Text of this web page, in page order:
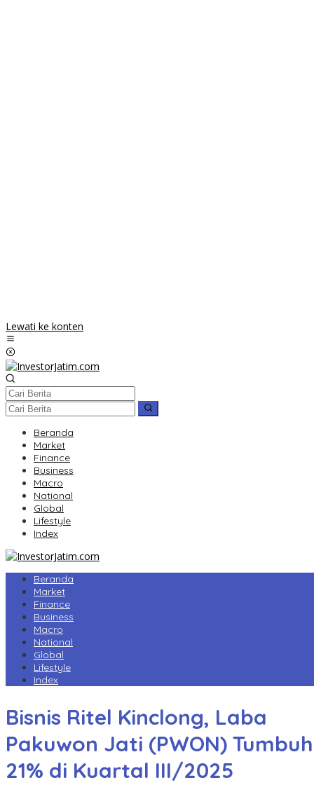
Lewati ke konten
Beranda
Market
Finance
Business
Macro
National
Global
Lifestyle
Index
Beranda
Market
Finance
Business
Macro
National
Global
Lifestyle
Index
Bisnis Ritel Kinclong, Laba
Pakuwon Jati (PWON) Tumbuh
21% di Kuartal III/2025